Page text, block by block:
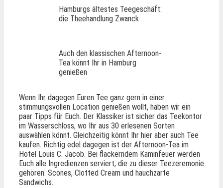
Hamburgs ältestes Teegeschäft:
die Theehandlung Zwanck
Auch den klassischen Afternoon-
Tea könnt Ihr in Hamburg
genießen
Wenn Ihr dagegen Euren Tee ganz gern in einer
stimmungsvollen Location genießen wollt, haben wir ein
paar Tipps für Euch. Der Klassiker ist sicher das Teekontor
im Wasserschloss, wo Ihr aus 30 erlesenen Sorten
auswählen könnt. Gleichzeitig könnt Ihr hier aber auch Tee
kaufen. Richtig edel dagegen ist der Afternoon-Tea im
Hotel Louis C. Jacob. Bei flackerndem Kaminfeuer werden
Euch alle Ingredienzen serviert, die zu dieser Teezeremonie
gehören: Scones, Clotted Cream und hauchzarte
Sandwichs.